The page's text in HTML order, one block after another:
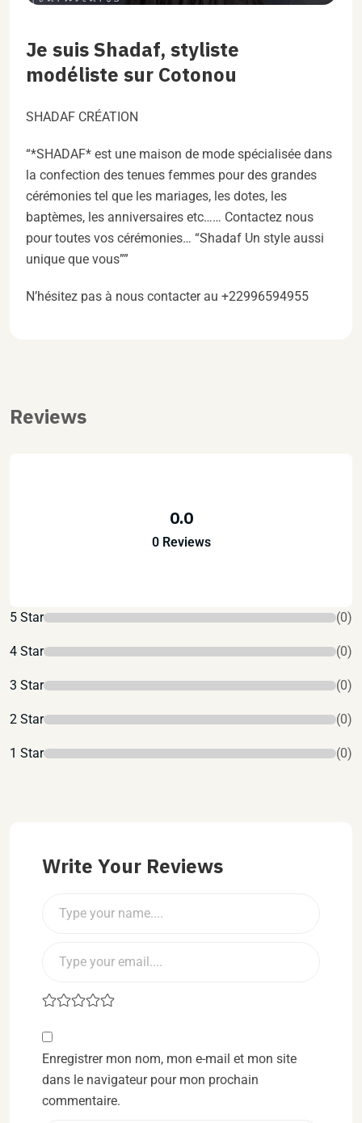
Je suis Shadaf, styliste
modéliste sur Cotonou
SHADAF CRÉATION
“*SHADAF* est une maison de mode spécialisée dans
la confection des tenues femmes pour des grandes
cérémonies tel que les mariages, les dotes, les
baptèmes, les anniversaires etc…… Contactez nous
pour toutes vos cérémonies… “Shadaf Un style aussi
unique que vous””
N’hésitez pas à nous contacter au +22996594955
Reviews
0.0
0 Reviews
5 Star (0)
4 Star (0)
3 Star (0)
2 Star (0)
1 Star (0)
Write Your Reviews
Enregistrer mon nom, mon e-mail et mon site
dans le navigateur pour mon prochain
commentaire.